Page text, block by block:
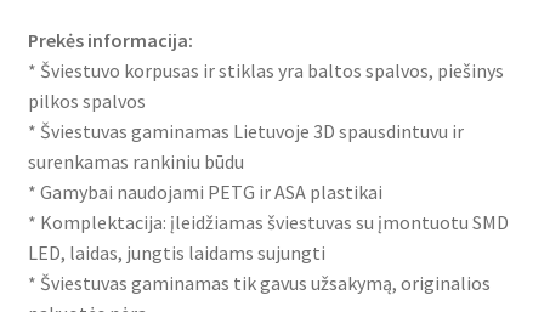
Prekės informacija:
* Šviestuvo korpusas ir stiklas yra baltos spalvos, piešinys
pilkos spalvos
* Šviestuvas gaminamas Lietuvoje 3D spausdintuvu ir
surenkamas rankiniu būdu
* Gamybai naudojami PETG ir ASA plastikai
* Komplektacija: įleidžiamas šviestuvas su įmontuotu SMD
LED, laidas, jungtis laidams sujungti
* Šviestuvas gaminamas tik gavus užsakymą, originalios